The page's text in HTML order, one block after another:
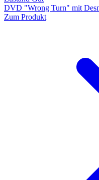
DVD "Wrong Turn" mit
Zum Produkt